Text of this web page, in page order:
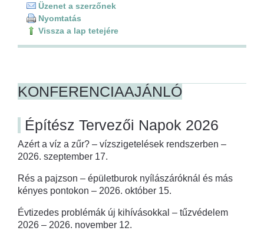
Üzenet a szerzőnek
Nyomtatás
Vissza a lap tetejére
KONFERENCIAAJÁNLÓ
Építész Tervezői Napok 2026
Azért a víz a zűr? – vízszigetelések rendszerben –
2026. szeptember 17.
Rés a pajzson – épületburok nyílászáróknál és más
kényes pontokon – 2026. október 15.
Évtizedes problémák új kihívásokkal – tűzvédelem
2026 – 2026. november 12.